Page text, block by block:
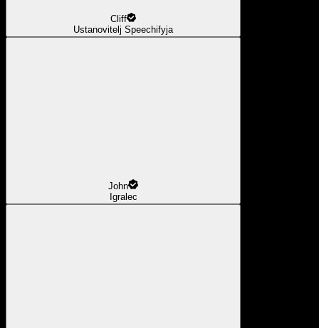
Cliff
Ustanovitelj Speechifyja
John
Igralec